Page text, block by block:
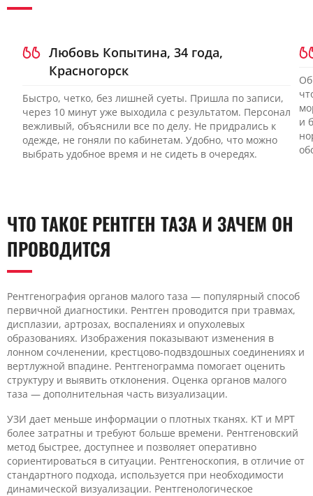
Любовь Копытина, 34 года,
Красногорск
Быстро, четко, без лишней суеты. Пришла по записи,
через 10 минут уже выходила с результатом. Персонал
вежливый, объяснили все по делу. Не придрались к
одежде, не гоняли по кабинетам. Удобно, что можно
выбрать удобное время и не сидеть в очередях.
и
ЧТО ТАКОЕ РЕНТГЕН ТАЗА И ЗАЧЕМ ОН
ПРОВОДИТСЯ
Рентгенография органов малого таза — популярный способ
первичной диагностики. Рентген проводится при травмах,
дисплазии, артрозах, воспалениях и опухолевых
образованиях. Изображения показывают изменения в
лонном сочленении, крестцово-подвздошных соединениях и
вертлужной впадине. Рентгенограмма помогает оценить
структуру и выявить отклонения. Оценка органов малого
таза — дополнительная часть визуализации.
УЗИ дает меньше информации о плотных тканях. КТ и МРТ
более затратны и требуют больше времени. Рентгеновский
метод быстрее, доступнее и позволяет оперативно
сориентироваться в ситуации. Рентгеноскопия, в отличие от
стандартного подхода, используется при необходимости
динамической визуализации. Рентгенологическое